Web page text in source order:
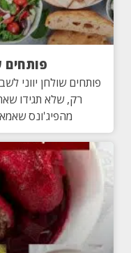
פותחים
פותחים שולחן יווני
רק, שלא תגידו
מהפיג'ונס שאמא